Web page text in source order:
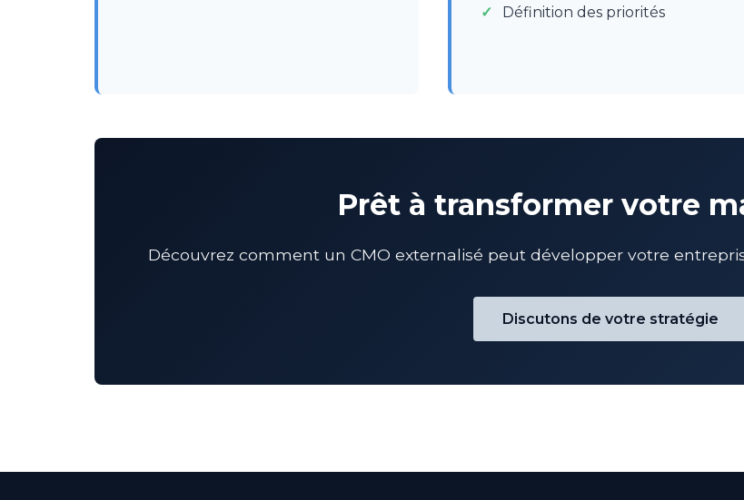
Définition des priorités
Prêt à transformer votre
Découvrez comment un CMO externalisé peut développer votre
Discutons de votre stratégie